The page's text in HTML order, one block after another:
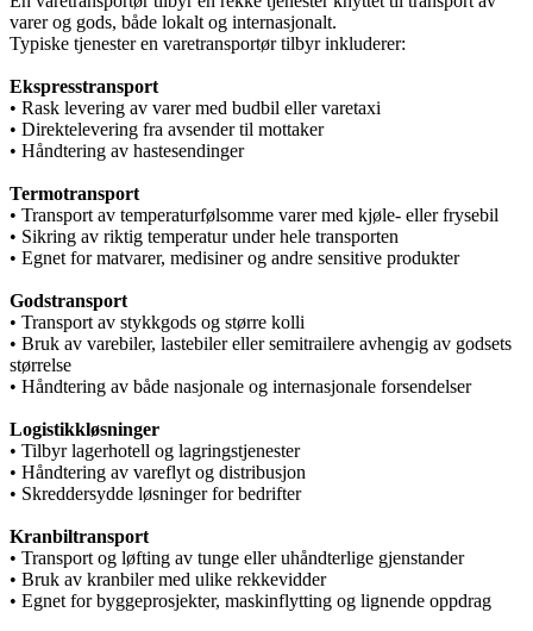
varer og gods, både lokalt og internasjonalt.
Typiske tjenester en varetransportør tilbyr inkluderer:
Ekspresstransport
• Rask levering av varer med budbil eller varetaxi
• Direktelevering fra avsender til mottaker
• Håndtering av hastesendinger
Termotransport
• Transport av temperaturfølsomme varer med kjøle- eller frysebil
• Sikring av riktig temperatur under hele transporten
• Egnet for matvarer, medisiner og andre sensitive produkter
Godstransport
• Transport av stykkgods og større kolli
• Bruk av varebiler, lastebiler eller semitrailere avhengig av godsets
størrelse
• Håndtering av både nasjonale og internasjonale forsendelser
Logistikkløsninger
• Tilbyr lagerhotell og lagringstjenester
• Håndtering av vareflyt og distribusjon
• Skreddersydde løsninger for bedrifter
Kranbiltransport
• Transport og løfting av tunge eller uhåndterlige gjenstander
• Bruk av kranbiler med ulike rekkevidder
• Egnet for byggeprosjekter, maskinflytting og lignende oppdrag